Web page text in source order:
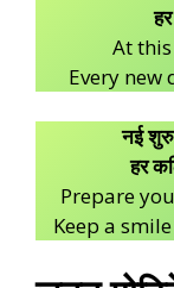
At
Every
नई
हर
Prepare
Keep a